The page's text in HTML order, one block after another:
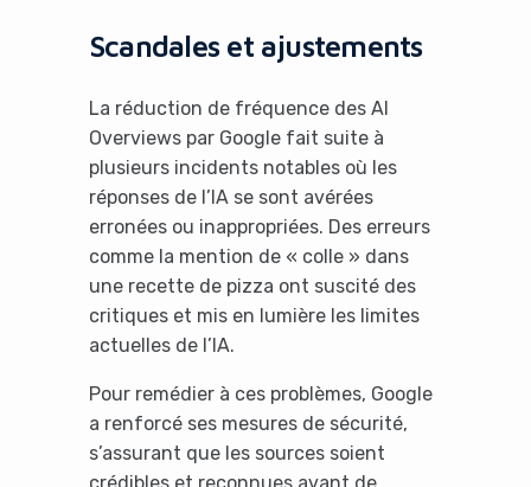
Scandales et ajustements
La réduction de fréquence des AI
Overviews par Google fait suite à
plusieurs incidents notables où les
réponses de l’IA se sont avérées
erronées ou inappropriées. Des erreurs
comme la mention de « colle » dans
une recette de pizza ont suscité des
critiques et mis en lumière les limites
actuelles de l’IA.
Pour remédier à ces problèmes, Google
a renforcé ses mesures de sécurité,
s’assurant que les sources soient